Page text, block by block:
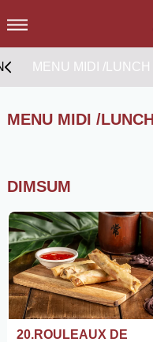
MENU MIDI /LUNCH
MENU MIDI /LUNCH
DIMSUM
20.ROULEAUX DE